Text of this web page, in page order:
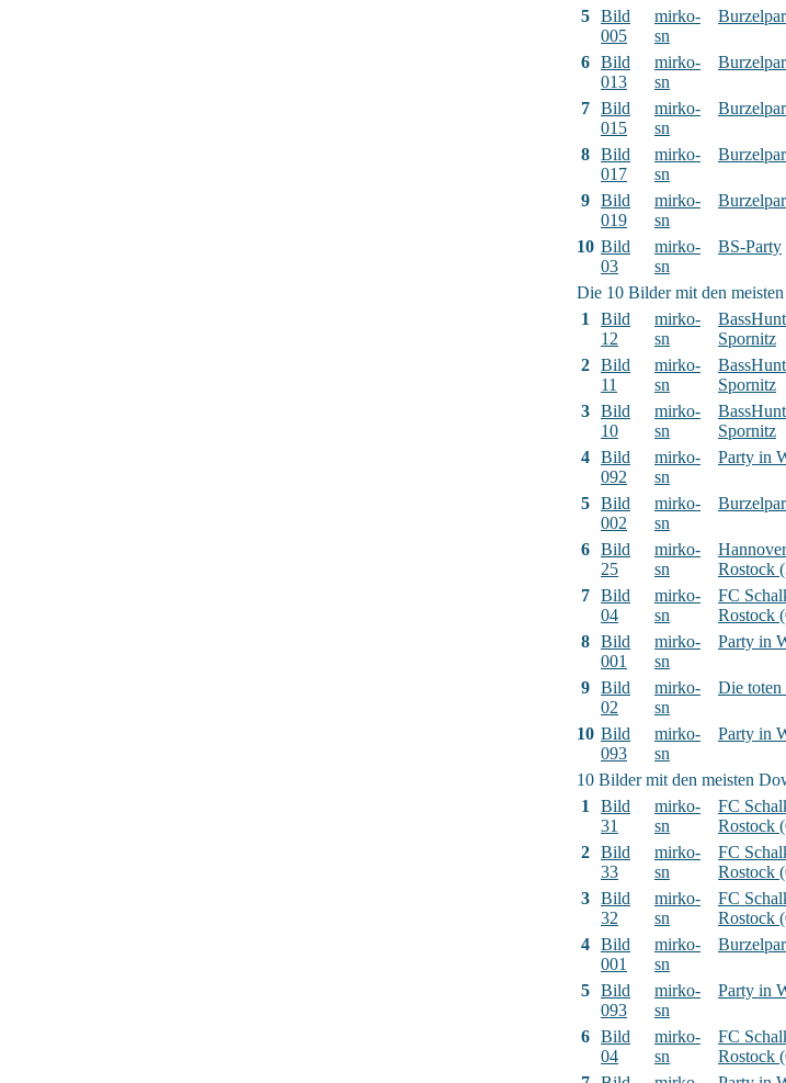
5 Bild
005
mirko-
sn
6 Bild
013
mirko-
sn
7 Bild
015
mirko-
sn
8 Bild
017
mirko-
sn
9 Bild
019
mirko-
sn
10 Bild
03
mirko-
sn
BS-Party
Die 10 Bilder mit den
1
Bild
12
mirko-
sn
Spornitz
2 Bild
11
mirko-
sn
Spornitz
3 Bild
10
mirko-
sn
Spornitz
4 Bild
092
mirko-
sn
Party in
5 Bild
002
mirko-
sn
6 Bild
25
mirko-
sn
Rostock
7 Bild
04
mirko-
sn
FC
Rostock
8 Bild
001
mirko-
sn
Party in
9 Bild
02
mirko-
sn
Die
10 Bild
093
mirko-
sn
Party in
10 Bilder mit den meisten
1
Bild
31
mirko-
sn
FC
Rostock
2 Bild
33
mirko-
sn
FC
Rostock
3 Bild
32
mirko-
sn
FC
Rostock
4 Bild
001
mirko-
sn
5 Bild
093
mirko-
sn
Party in
6 Bild
04
mirko-
sn
FC
Rostock